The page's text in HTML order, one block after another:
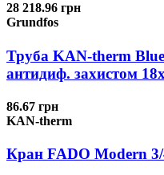
28 218.96 грн
Grundfos
Труба KAN-therm
антидиф. захистом
86.67 грн
KAN-therm
Кран FADO Modern